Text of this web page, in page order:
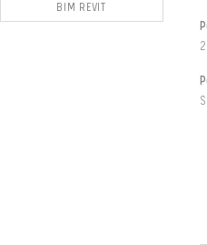
BIM REVIT